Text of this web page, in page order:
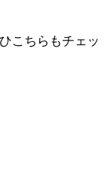
こちらもチェッ